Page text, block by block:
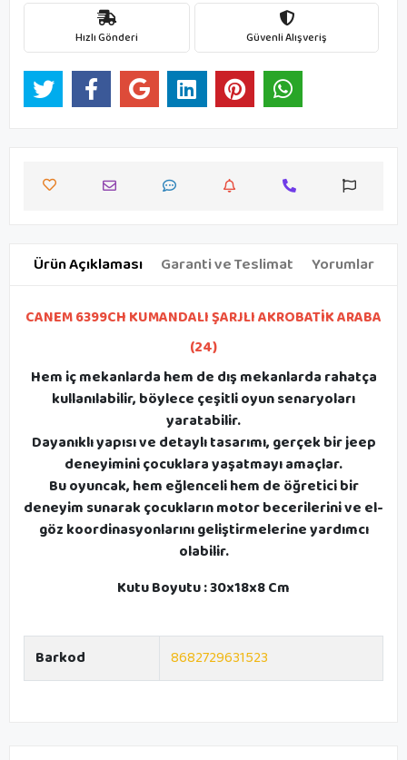
Hızlı Gönderi Güvenli Alışveriş
Ürün Açıklaması Garanti ve Teslimat Yorumlar
CANEM 6399CH KUMANDALI ŞARJLI AKROBATİK ARABA
(24)
Hem iç mekanlarda hem de dış mekanlarda rahatça
kullanılabilir, böylece çeşitli oyun senaryoları
yaratabilir.
Dayanıklı yapısı ve detaylı tasarımı, gerçek bir jeep
deneyimini çocuklara yaşatmayı amaçlar.
Bu oyuncak, hem eğlenceli hem de öğretici bir
deneyim sunarak çocukların motor becerilerini ve el-
göz koordinasyonlarını geliştirmelerine yardımcı
olabilir.
Kutu Boyutu : 30x18x8 Cm
Barkod 8682729631523